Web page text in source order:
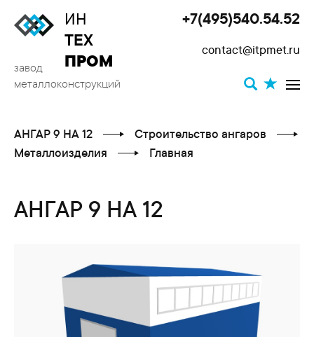
ИН
ТЕХ
ПРОМ
завод
металлоконструкций
+7(495)540.54.52
contact@itpmet.ru
АНГАР 9 НА 12
Строительство ангаров
Металлоизделия
Главная
АНГАР 9 НА 12